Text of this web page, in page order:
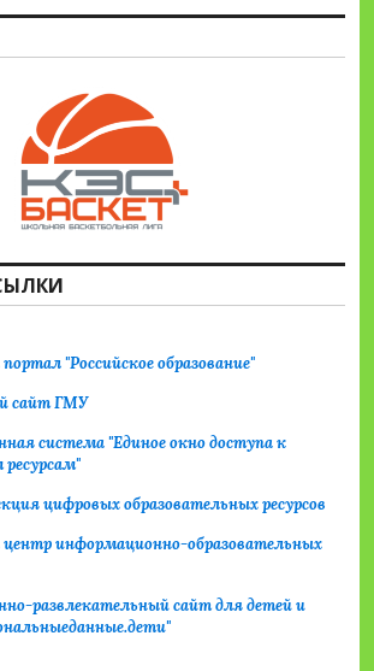
"Российское образование"
сайт ГМУ
система "Единое окно доступа к
цифровых образовательных ресурсов
информационно-образовательных
развлекательный сайт для детей и